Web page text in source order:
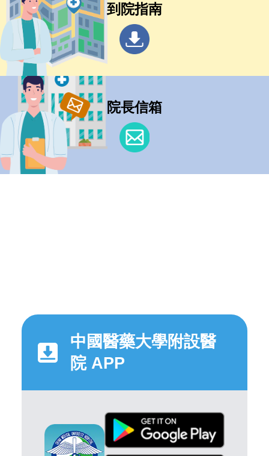
到院指南
院長信箱
中國醫藥大學附設醫
院 APP